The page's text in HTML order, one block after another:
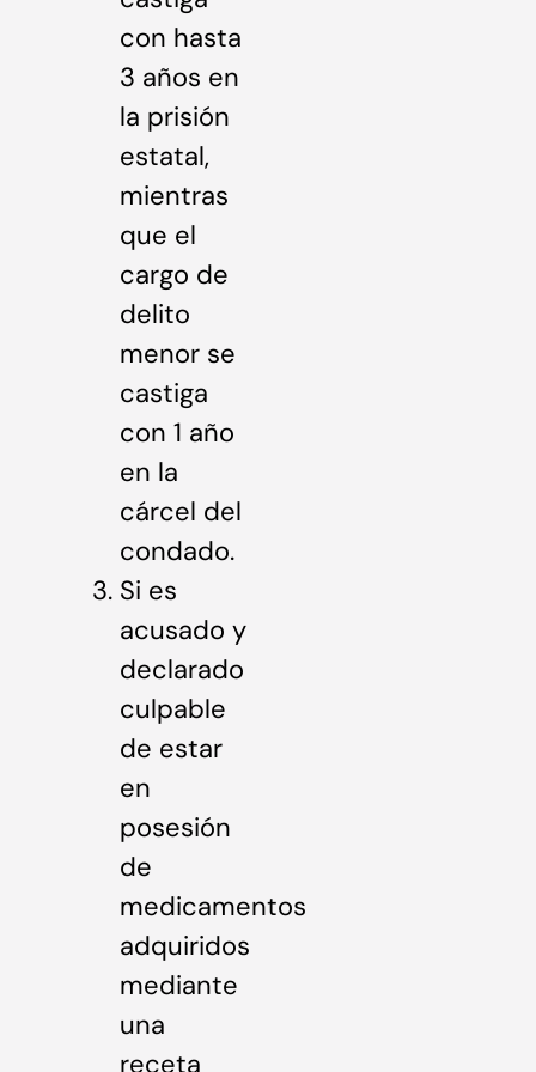
con hasta
3 años en
la prisión
estatal,
mientras
que el
cargo de
delito
menor se
castiga
con 1 año
en la
cárcel del
condado.
Si es
acusado y
declarado
culpable
de estar
en
posesión
de
medicamentos
adquiridos
mediante
una
receta